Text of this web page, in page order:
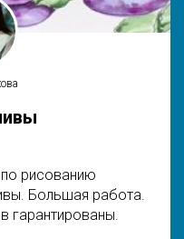
рисованию
Большая работа.
гарантированы.